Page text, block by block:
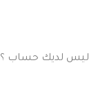
ليس لديك حساب ؟